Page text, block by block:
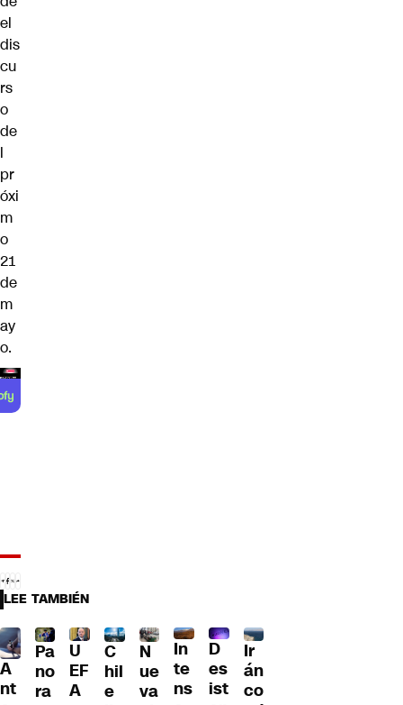
el
dis
cu
rs
o
de
l
pr
óxi
m
o
21
de
m
ay
o.
LEE TAMBIÉN
A
nt
Pa
no
ra
U
EF
A
C
hil
e
N
ue
va
In
te
ns
D
es
ist
Ir
án
co